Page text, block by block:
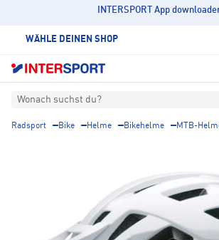
INTERSPORT App
WÄHLE DEINEN SHOP
Wonach suchst du?
Radsport Bike Helme Bikehelme MTB-